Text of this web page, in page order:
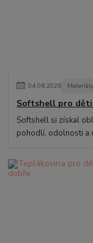
04.06.2026
Softshell pro
Softshell si získal
pohodlí, odolnosti a